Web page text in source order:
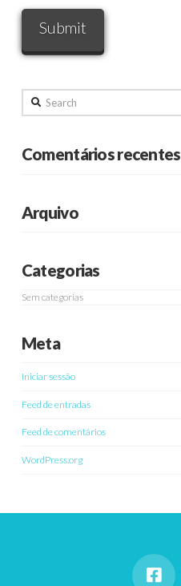
Search
Comentários recentes
Arquivo
Categorias
Sem categorias
Meta
Iniciar sessão
Feed de entradas
Feed de comentários
WordPress.org